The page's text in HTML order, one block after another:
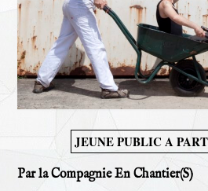
JEUNE PUBLIC A
Par la Compagnie En Chantier(S)